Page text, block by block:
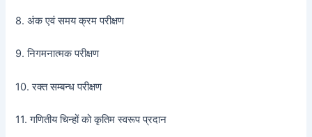
8. अंक एवं समय क्रम परीक्षण
9. निगमनात्मक परीक्षण
10. रक्त सम्बन्ध परीक्षण
11. गणितीय चिन्हों को कृतिम स्वरूप प्रदान